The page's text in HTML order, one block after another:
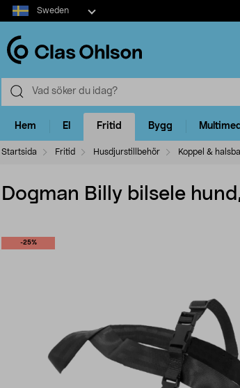
Select
market
Sweden
Hem El Fritid Bygg
Startsida Fritid Husdjurstillbehör Koppel &
Dogman Billy bilsele
-25%